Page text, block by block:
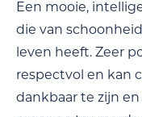
Een mooie,
die van
leven heeft. Zeer
respectvol en kan
dankbaar te zijn